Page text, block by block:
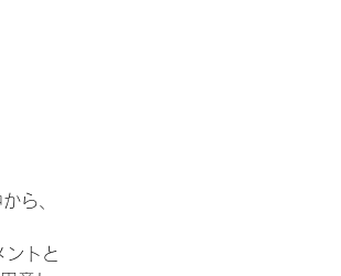
ら、
トと